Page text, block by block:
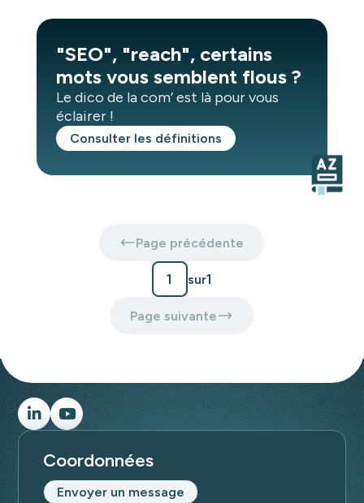
"SEO", "reach", certains
mots vous semblent flous ?
Le dico de la com’ est là pour vous
éclairer !
Consulter les définitions
Page précédente
1 sur1
Page suivante
Coordonnées
Envoyer un message